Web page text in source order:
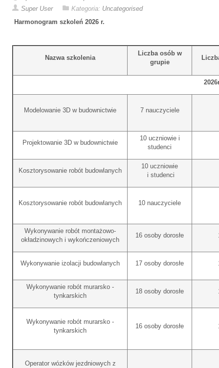
Super User
Kategoria: Uncategorised
Harmonogram szkoleń 2026 r.
Nazwa szkolenia
Liczba osób w
grupie
Modelowanie 3D w budownictwie 7 nauczyciele
Projektowanie 3D w budownictwie
10 uczniowie i
studenci
Kosztorysowanie robót budowlanych
10 uczniowie
i studenci
Kosztorysowanie robót budowlanych 10 nauczyciele
Wykonywanie robót montażowo-
okładzinowych i wykończeniowych
16 osoby dorosłe
Wykonywanie izolacji budowlanych 17 osoby dorosłe
Wykonywanie robót murarsko -
tynkarskich
18 osoby dorosłe
Wykonywanie robót murarsko -
tynkarskich
16 osoby dorosłe
Operator wózków jezdniowych z